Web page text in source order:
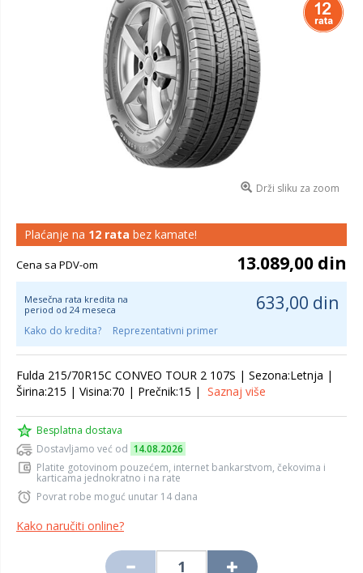
Drži sliku za zoom
Plaćanje na 12 rata bez kamate!
Cena sa PDV-om 13.089,00 din
Mesečna rata kredita na
period od 24 meseca
633,00 din
Kako do kredita? Reprezentativni primer
Fulda 215/70R15C CONVEO TOUR 2 107S | Sezona:Letnja |
Širina:215 | Visina:70 | Prečnik:15 | Saznaj više
Besplatna dostava
Dostavljamo već od 14.08.2026
Platite gotovinom pouzećem, internet bankarstvom, čekovima i
karticama jednokratno i na rate
Povrat robe moguć unutar 14 dana
Kako naručiti online?